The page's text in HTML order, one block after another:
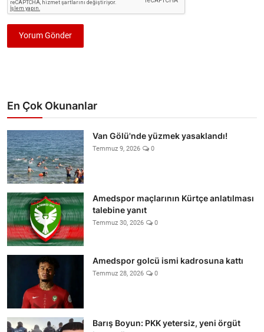
Yorum Gönder
En Çok Okunanlar
Van Gölü'nde yüzmek yasaklandı!
Temmuz 9, 2026 0
Amedspor maçlarının Kürtçe anlatılması
talebine yanıt
Temmuz 30, 2026 0
Amedspor golcü ismi kadrosuna kattı
Temmuz 28, 2026 0
Barış Boyun: PKK yetersiz, yeni örgüt